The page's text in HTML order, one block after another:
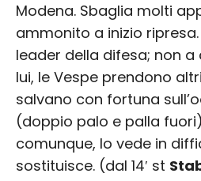
Modena. Sbaglia molti
ammonito a inizio ripresa.
leader della difesa; non
lui, le Vespe prendono
salvano con fortuna
(doppio palo e palla
comunque, lo vede in
sostituisce. (dal 14′ st